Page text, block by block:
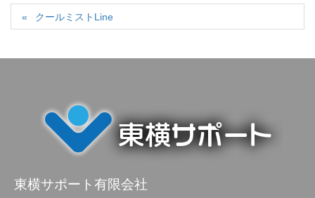
クールミストLine
東横サポート有限会社